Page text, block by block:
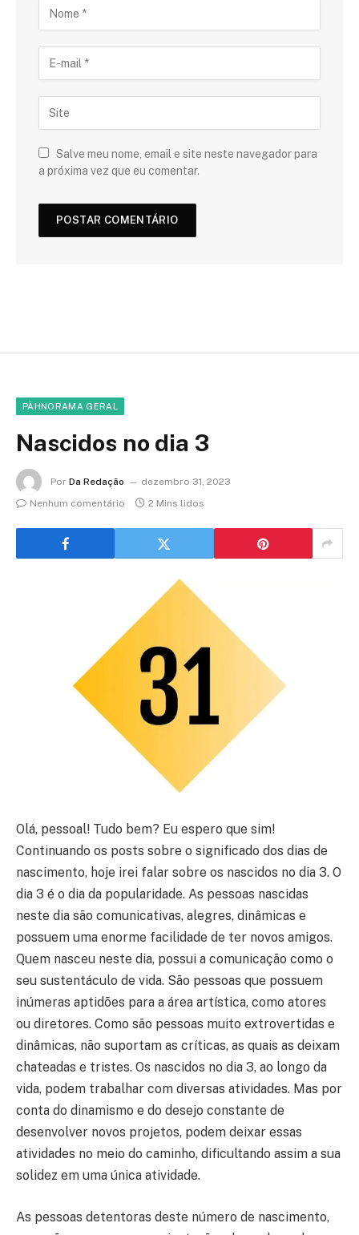
Salve meu nome, email e site neste navegador para
a próxima vez que eu comentar.
PÀHNORAMA GERAL
Nascidos no dia 3
Por Da Redação
dezembro 31, 2023
Nenhum comentário
2 Mins lidos
Olá, pessoal! Tudo bem? Eu espero que sim!
Continuando os posts sobre o significado dos dias de
nascimento, hoje irei falar sobre os nascidos no dia 3. O
dia 3 é o dia da popularidade. As pessoas nascidas
neste dia são comunicativas, alegres, dinâmicas e
possuem uma enorme facilidade de ter novos amigos.
Quem nasceu neste dia, possui a comunicação como o
seu sustentáculo de vida. São pessoas que possuem
inúmeras aptidões para a área artística, como atores
ou diretores. Como são pessoas muito extrovertidas e
dinâmicas, não suportam as críticas, as quais as deixam
chateadas e tristes. Os nascidos no dia 3, ao longo da
vida, podem trabalhar com diversas atividades. Mas por
conta do dinamismo e do desejo constante de
desenvolver novos projetos, podem deixar essas
atividades no meio do caminho, dificultando assim a sua
solidez em uma única atividade.
As pessoas detentoras deste número de nascimento,